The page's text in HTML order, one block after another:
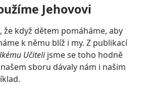
Jehovovi
že když dětem pomáháme, aby
k němu blíž i my. Z publikací
Učitelijsme se toho hodně
sboru dávaly nám i našim